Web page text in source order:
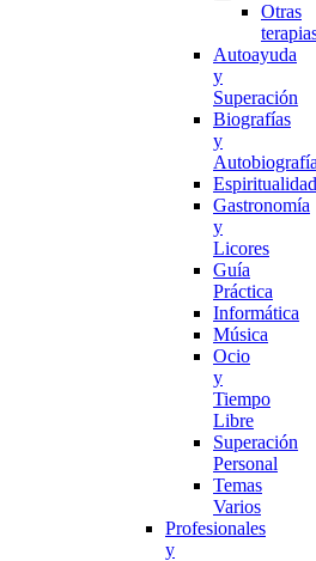
Otras
Autoayuda
y
Superación
Biografías
y
Espiritualidad
Gastronomía
y
Licores
Guía
Práctica
Informática
Música
Ocio
y
Tiempo
Libre
Superación
Personal
Temas
Varios
Profesionales
y